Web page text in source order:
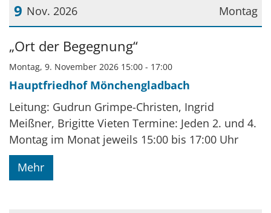
Montag
9 Nov. 2026
Datum: 9. November 2026
„Ort der Begegnung“
Montag, 9. November 2026 15:00 - 17:00
Hauptfriedhof Mönchengladbach
Leitung: Gudrun Grimpe-Christen, Ingrid
Meißner, Brigitte Vieten Termine: Jeden 2. und 4.
Montag im Monat jeweils 15:00 bis 17:00 Uhr
Mehr